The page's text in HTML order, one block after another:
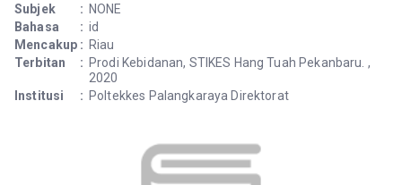
Subjek
: NONE
Bahasa
: id
Mencakup : Riau
Terbitan
: Prodi Kebidanan, STIKES Hang Tuah Pekanbaru. ,
2020
Institusi
: Poltekkes Palangkaraya Direktorat